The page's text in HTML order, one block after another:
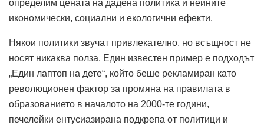
определим цената на дадена политика и нейните
икономически, социални и екологични ефекти.
Някои политики звучат привлекателно, но всъщност не
носят никаква полза. Един известен пример е подходът
„Един лаптоп на дете“, който беше рекламиран като
революционен фактор за промяна на правилата в
образованието в началото на 2000-те години,
печелейки ентусиазирана подкрепа от политици и